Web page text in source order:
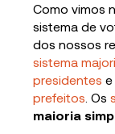
Como vimos
sistema de
dos nossos
sistema
presidentes
prefeitos . Os
maioria